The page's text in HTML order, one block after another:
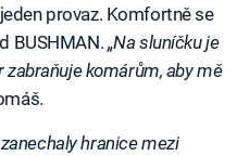
provaz. Komfortně se
BUSHMAN. „Na sluníčku je
komárům, aby mě
hranice mezi